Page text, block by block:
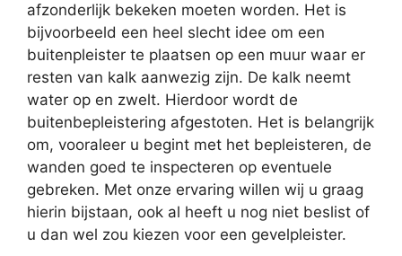
afzonderlijk bekeken moeten worden. Het is
bijvoorbeeld een heel slecht idee om een
buitenpleister te plaatsen op een muur waar er
resten van kalk aanwezig zijn. De kalk neemt
water op en zwelt. Hierdoor wordt de
buitenbepleistering afgestoten. Het is belangrijk
om, vooraleer u begint met het bepleisteren, de
wanden goed te inspecteren op eventuele
gebreken. Met onze ervaring willen wij u graag
hierin bijstaan, ook al heeft u nog niet beslist of
u dan wel zou kiezen voor een gevelpleister.